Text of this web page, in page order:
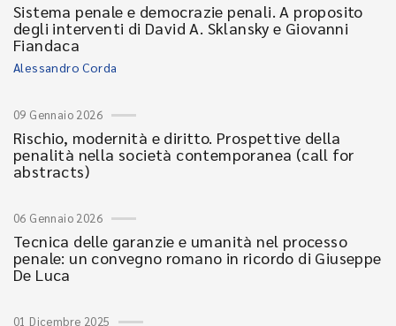
Sistema penale e democrazie penali. A proposito
degli interventi di David A. Sklansky e Giovanni
Fiandaca
Alessandro Corda
09 Gennaio 2026
Rischio, modernità e diritto. Prospettive della
penalità nella società contemporanea (call for
abstracts)
06 Gennaio 2026
Tecnica delle garanzie e umanità nel processo
penale: un convegno romano in ricordo di Giuseppe
De Luca
01 Dicembre 2025